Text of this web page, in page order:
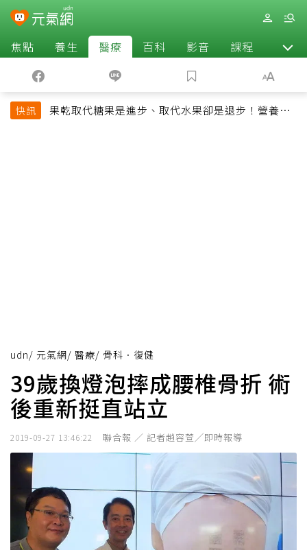
焦點 養生 醫療 百科 影音 課程 退休
快訊
果乾取代糖果是進步、取代水果卻是退步！營養師
udn/ 元氣網/ 醫療/ 骨科．復健
39歲換燈泡摔成腰椎骨折 術
後重新挺直站立
2019-09-27 13:46:22 聯合報 ／ 記者趙容萱╱即時報導